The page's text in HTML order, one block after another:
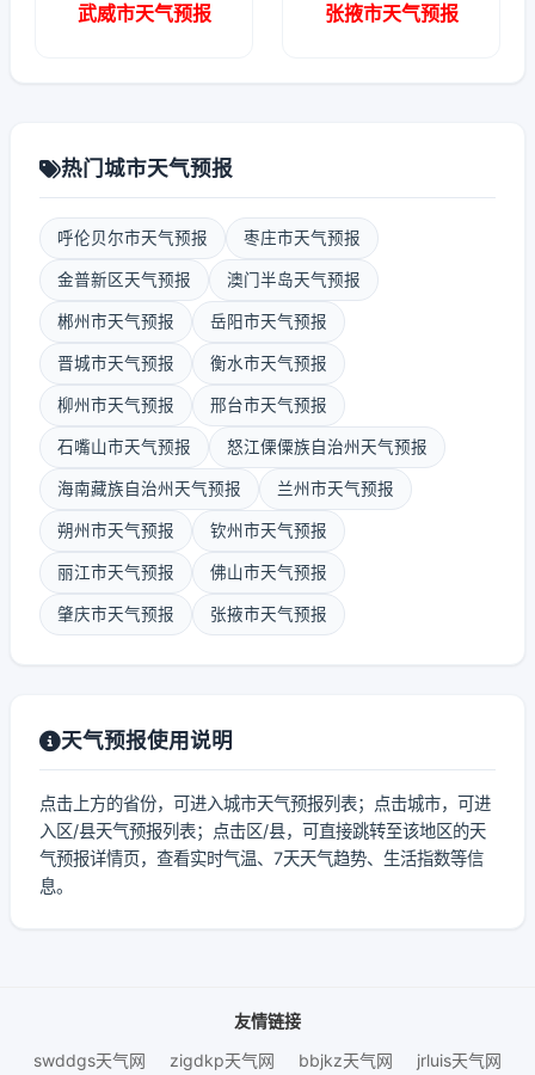
武威市天气预报 张掖市天气预报
热门城市天气预报
呼伦贝尔市天气预报 枣庄市天气预报
金普新区天气预报 澳门半岛天气预报
郴州市天气预报 岳阳市天气预报
晋城市天气预报 衡水市天气预报
柳州市天气预报 邢台市天气预报
石嘴山市天气预报 怒江傈僳族自治州天气预报
海南藏族自治州天气预报 兰州市天气预报
朔州市天气预报 钦州市天气预报
丽江市天气预报 佛山市天气预报
肇庆市天气预报 张掖市天气预报
天气预报使用说明
点击上方的省份，可进入城市天气预报列表；点击城市，可进
入区/县天气预报列表；点击区/县，可直接跳转至该地区的天
气预报详情页，查看实时气温、7天天气趋势、生活指数等信
息。
友情链接
swddgs天气网
zigdkp天气网 bbjkz天气网 jrluis天气网